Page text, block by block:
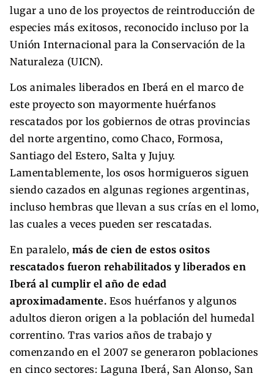
lugar a uno de los proyectos de reintroducción de
especies más exitosos, reconocido incluso por la
Unión Internacional para la Conservación de la
Naturaleza (UICN).
Los animales liberados en Iberá en el marco de
este proyecto son mayormente huérfanos
rescatados por los gobiernos de otras provincias
del norte argentino, como Chaco, Formosa,
Santiago del Estero, Salta y Jujuy.
Lamentablemente, los osos hormigueros siguen
siendo cazados en algunas regiones argentinas,
incluso hembras que llevan a sus crías en el lomo,
las cuales a veces pueden ser rescatadas.
En paralelo, más de cien de estos ositos
rescatados fueron rehabilitados y liberados en
Iberá al cumplir el año de edad
aproximadamente. Esos huérfanos y algunos
adultos dieron origen a la población del humedal
correntino. Tras varios años de trabajo y
comenzando en el 2007 se generaron poblaciones
en cinco sectores: Laguna Iberá, San Alonso, San